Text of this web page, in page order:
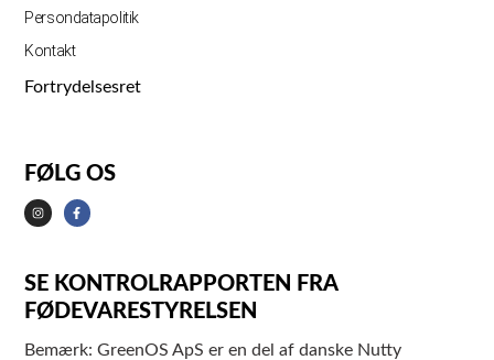
Persondatapolitik
Kontakt
Fortrydelsesret
FØLG OS
SE KONTROLRAPPORTEN FRA
FØDEVARESTYRELSEN
Bemærk: GreenOS ApS er en del af danske Nutty